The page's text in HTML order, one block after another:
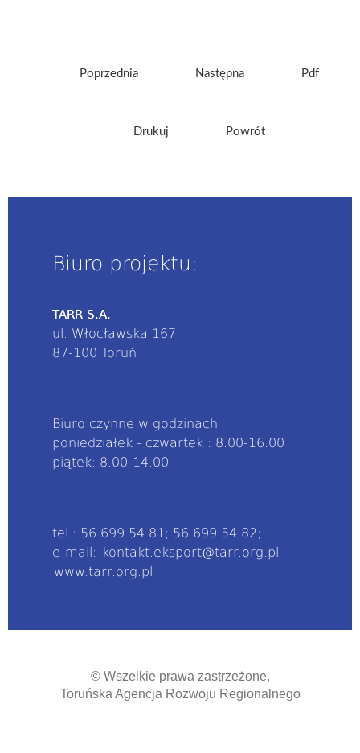
Poprzednia Następna Pdf
Drukuj Powrót
Biuro projektu:
TARR S.A.
ul. Włocławska 167
87-100 Toruń
Biuro czynne w godzinach
poniedziałek - czwartek : 8.00-16.00
piątek: 8.00-14.00
tel.: 56 699 54 81; 56 699 54 82;
e-mail: kontakt.eksport@tarr.org.pl
www.tarr.org.pl
© Wszelkie prawa zastrzeżone,
Toruńska Agencja Rozwoju Regionalnego